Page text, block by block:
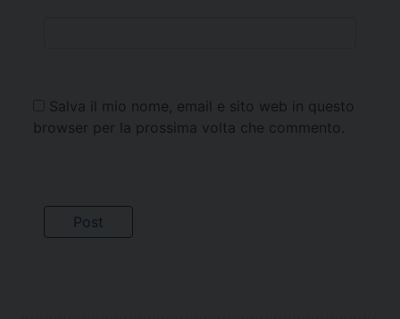
Salva il mio nome, email e sito web in questo
browser per la prossima volta che commento.